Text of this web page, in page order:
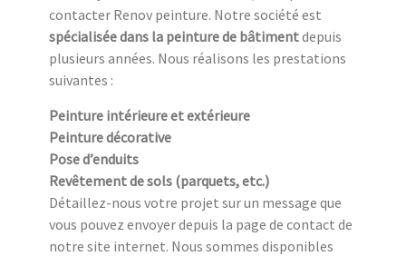
contacter Renov peinture. Notre société est
spécialisée dans la peinture de bâtimentdepuis
plusieurs années. Nous réalisons les prestations
suivantes :
Peinture intérieure et extérieure
Peinture décorative
Pose d’enduits
Revêtement de sols (parquets, etc.)
Détaillez-nous votre projet sur un message que
vous pouvez envoyer depuis la page de contact de
notre site internet. Nous sommes disponibles